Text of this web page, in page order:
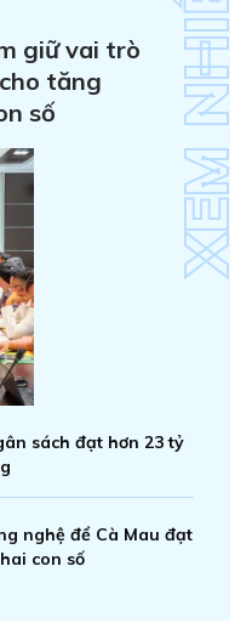
giữ vai trò
tăng
số
sách đạt hơn 23 tỷ
nghệ để Cà Mau đạt
con số